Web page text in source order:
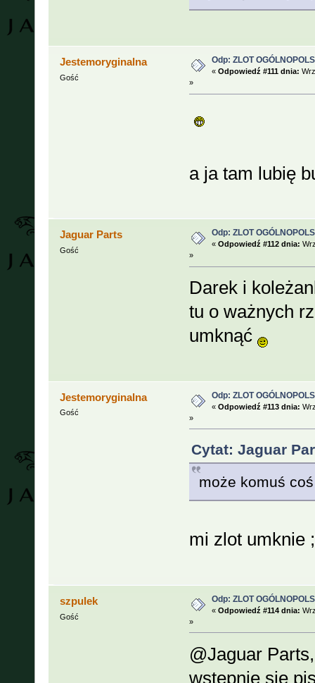
Jestemoryginalna
Gość
Odp: ZLOT
« Odpowiedź #111 dnia:
»
a ja tam lubię
Jaguar Parts
Gość
Odp: ZLOT
« Odpowiedź #112 dnia:
»
Darek i
tu o ważnych
umknąć
Jestemoryginalna
Gość
Odp: ZLOT
« Odpowiedź #113 dnia:
»
Cytat: Jaguar
może komuś
mi zlot umknie
szpulek
Gość
Odp: ZLOT
« Odpowiedź #114 dnia:
»
@Jaguar Parts,
wstepnie sie